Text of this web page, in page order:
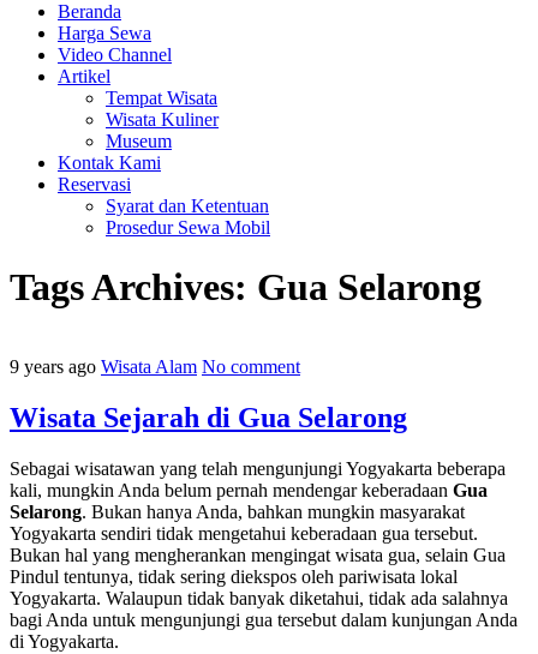
Beranda
Harga Sewa
Video Channel
Artikel
Tempat Wisata
Wisata Kuliner
Museum
Kontak Kami
Reservasi
Syarat dan Ketentuan
Prosedur Sewa Mobil
Tags Archives: Gua Selarong
9 years ago Wisata Alam No comment
Wisata Sejarah di Gua Selarong
Sebagai wisatawan yang telah mengunjungi Yogyakarta beberapa
kali, mungkin Anda belum pernah mendengar keberadaan Gua
Selarong. Bukan hanya Anda, bahkan mungkin masyarakat
Yogyakarta sendiri tidak mengetahui keberadaan gua tersebut.
Bukan hal yang mengherankan mengingat wisata gua, selain Gua
Pindul tentunya, tidak sering diekspos oleh pariwisata lokal
Yogyakarta. Walaupun tidak banyak diketahui, tidak ada salahnya
bagi Anda untuk mengunjungi gua tersebut dalam kunjungan Anda
di Yogyakarta.